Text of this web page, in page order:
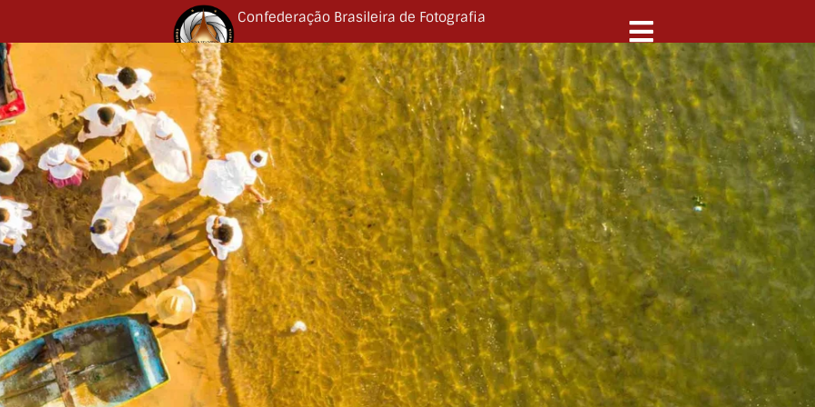
Confederação Brasileira de Fotografia